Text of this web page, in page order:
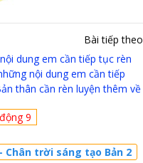
Bài tiếp theo
dung em cần tiếp tục rèn
nội dung em cần tiếp
thân cần rèn luyện thêm về
9
Chân trời sáng tạo Bản 2